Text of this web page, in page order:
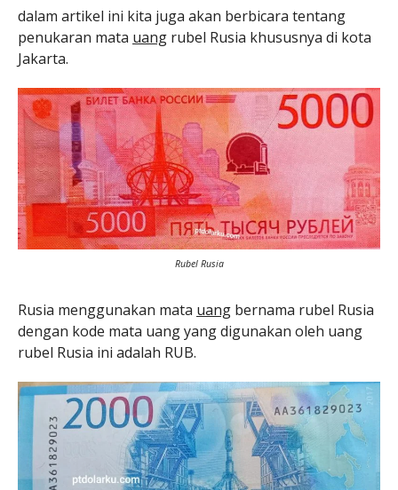
dalam artikel ini kita juga akan berbicara tentang
penukaran mata uang rubel Rusia khususnya di kota
Jakarta.
Rubel Rusia
Rusia menggunakan mata uang bernama rubel Rusia
dengan kode mata uang yang digunakan oleh uang
rubel Rusia ini adalah RUB.